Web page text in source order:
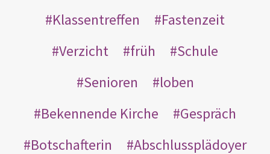
Klassentreffen
Fastenzeit
Verzicht
früh
Schule
Senioren
loben
Bekennende Kirche
Gespräch
Botschafterin
Abschlussplädoyer